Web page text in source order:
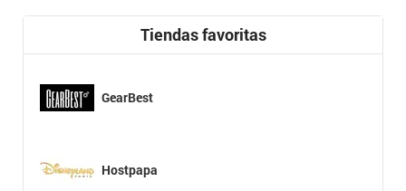
Tiendas favoritas
GearBest
Hostpapa